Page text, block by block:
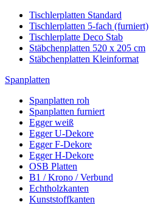
Tischlerplatten Standard
Tischlerplatten 5-fach (furniert)
Tischlerplatte Deco Stab
Stäbchenplatten 520 x 205 cm
Stäbchenplatten Kleinformat
Spanplatten
Spanplatten roh
Spanplatten furniert
Egger weiß
Egger U-Dekore
Egger F-Dekore
Egger H-Dekore
OSB Platten
B1 / Krono / Verbund
Echtholzkanten
Kunststoffkanten